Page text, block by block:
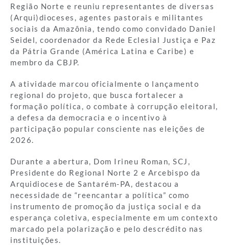
Região Norte e reuniu representantes de diversas
(Arqui)dioceses, agentes pastorais e militantes
sociais da Amazônia, tendo como convidado Daniel
Seidel, coordenador da Rede Eclesial Justiça e Paz
da Pátria Grande (América Latina e Caribe) e
membro da CBJP.
A atividade marcou oficialmente o lançamento
regional do projeto, que busca fortalecer a
formação política, o combate à corrupção eleitoral,
a defesa da democracia e o incentivo à
participação popular consciente nas eleições de
2026.
Durante a abertura, Dom Irineu Roman, SCJ,
Presidente do Regional Norte 2 e Arcebispo da
Arquidiocese de Santarém-PA, destacou a
necessidade de “reencantar a política” como
instrumento de promoção da justiça social e da
esperança coletiva, especialmente em um contexto
marcado pela polarização e pelo descrédito nas
instituições.